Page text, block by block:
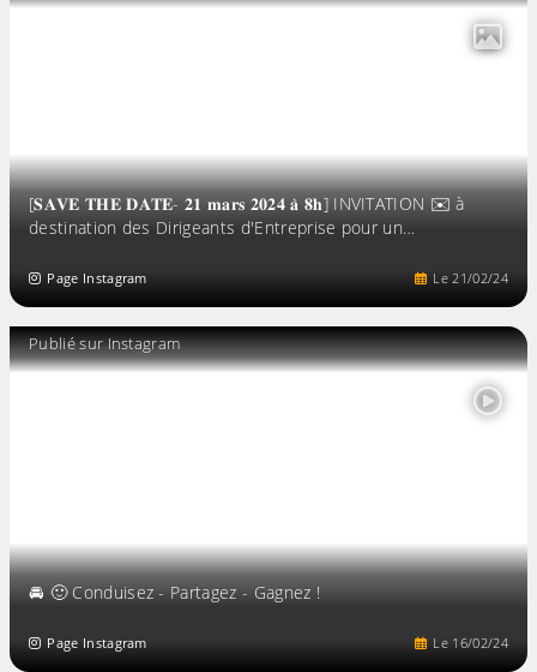
[𝐒𝐀𝐕𝐄 𝐓𝐇𝐄 𝐃𝐀𝐓𝐄- 𝟐𝟏 𝐦𝐚𝐫𝐬 𝟐𝟎𝟐𝟒 𝐚̀ 𝟖𝐡] INVITATION ✉️ à
destination des Dirigeants d'Entreprise pour un…
Le21/02/24
Page Instagram
Publié sur Instagram
🚘 🙂 Conduisez - Partagez - Gagnez !
Le 16/02/24
Page Instagram